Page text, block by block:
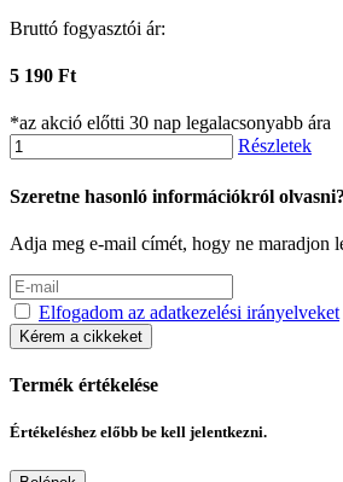
Bruttó fogyasztói ár:
5 190 Ft
*az akció előtti 30 nap legalacsonyabb ára
Részletek
Szeretne hasonló információkról olvasni?
Adja meg e-mail címét, hogy ne maradjon
Elfogadom az adatkezelési irányelveket
Kérem a cikkeket
Termék értékelése
Értékeléshez előbb be kell jelentkezni.